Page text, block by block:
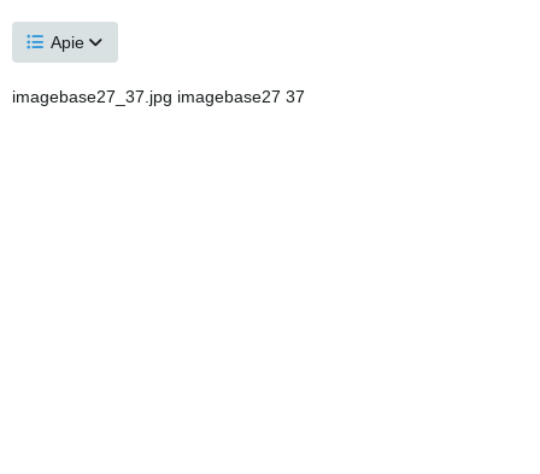
Apie
imagebase27_37.jpg imagebase27 37